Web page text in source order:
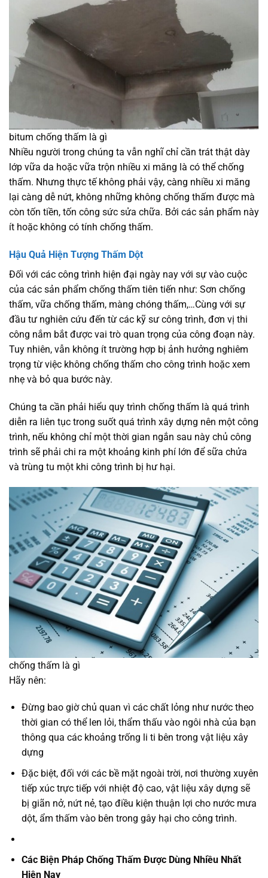
bitum chống thấm là gì
Nhiều người trong chúng ta vẫn nghĩ chỉ cần trát thật dày
lớp vữa da hoặc vữa trộn nhiều xi măng là có thể chống
thấm. Nhưng thực tế không phải vậy, càng nhiều xi măng
lại càng dễ nứt, không những không chống thấm được mà
còn tốn tiền, tốn công sức sửa chữa. Bởi các sản phẩm này
ít hoặc không có tính chống thấm.
Hậu Quả Hiện Tượng Thấm Dột
Đối với các công trình hiện đại ngày nay với sự vào cuộc
của các sản phẩm chống thấm tiên tiến như: Sơn chống
thấm, vữa chống thấm, màng chóng thấm,…Cùng với sự
đầu tư nghiên cứu đến từ các kỹ sư công trình, đơn vị thi
công nắm bắt được vai trò quan trọng của công đoạn này.
Tuy nhiên, vẫn không ít trường hợp bị ảnh hưởng nghiêm
trọng từ việc không chống thấm cho công trình hoặc xem
nhẹ và bỏ qua bước này.
Chúng ta cần phải hiểu quy trình chống thấm là quá trình
diễn ra liên tục trong suốt quá trình xây dựng nên một công
trình, nếu không chỉ một thời gian ngắn sau này chủ công
trình sẽ phải chi ra một khoảng kinh phí lớn để sữa chửa
và trùng tu một khi công trình bị hư hại.
chống thấm là gì
Hãy nên:
Đừng bao giờ chủ quan vì các chất lỏng như nước theo
thời gian có thể len lỏi, thẩm thấu vào ngôi nhà của bạn
thông qua các khoảng trống li ti bên trong vật liệu xây
dựng
Đặc biệt, đối với các bề mặt ngoài trời, nơi thường xuyên
tiếp xúc trực tiếp với nhiệt độ cao, vật liệu xây dựng sẽ
bị giãn nở, nứt nẻ, tạo điều kiện thuận lợi cho nước mưa
dột, ẩm thấm vào bên trong gây hại cho công trình.
Các Biện Pháp Chống Thấm Được Dùng Nhiều Nhất
Hiện Nay